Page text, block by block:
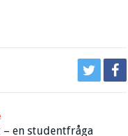
en studentfråga